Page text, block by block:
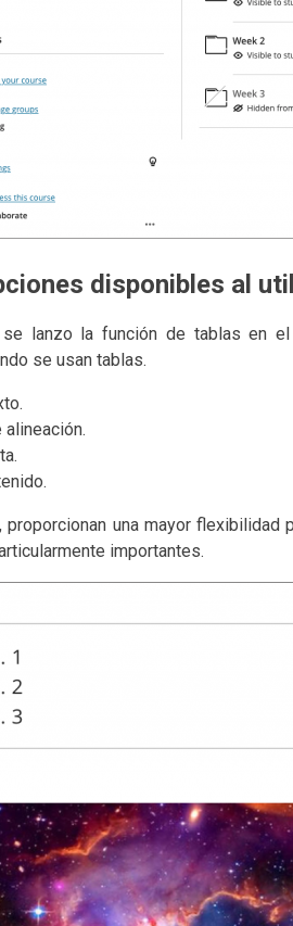
disponibles al
se lanzo la función de tablas en
se usan tablas.
proporcionan una mayor
importantes.